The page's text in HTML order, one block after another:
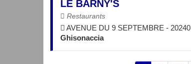
LE BARNY'S
Restaurants
AVENUE DU 9 SEPTEMBRE - 20240
Ghisonaccia